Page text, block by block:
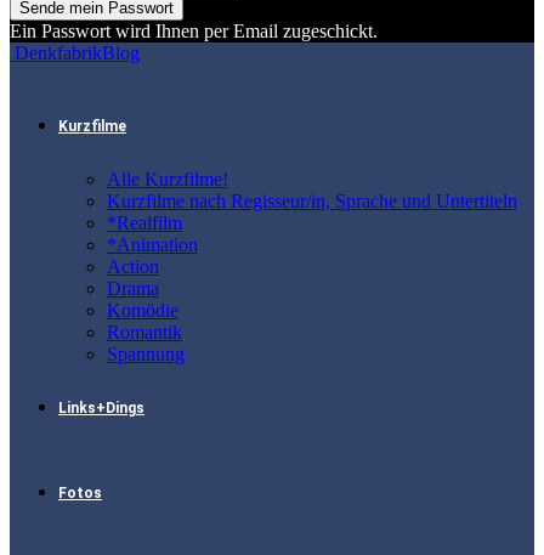
Ein Passwort wird Ihnen per Email zugeschickt.
DenkfabrikBlog
Kurzfilme
Alle Kurzfilme!
Kurzfilme nach Regisseur/in, Sprache und Untertiteln
*Realfilm
*Animation
Action
Drama
Komödie
Romantik
Spannung
Links+Dings
Fotos